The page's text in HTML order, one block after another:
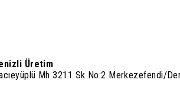
Üretim
Mh 3211 Sk No:2 Merkezefendi/